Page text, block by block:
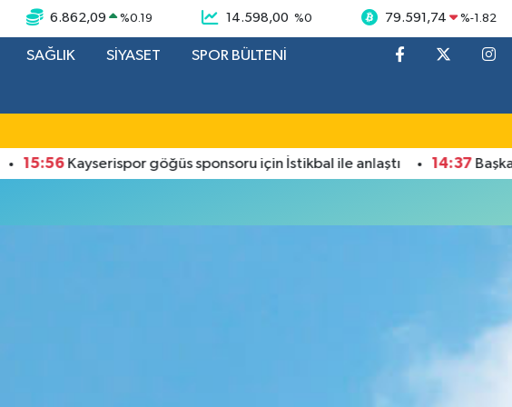
6.862,09 %0.19 14.598,00 %0 79.591,74 %-1.82
SAĞLIK SİYASET SPOR BÜLTENİ
15:56Kayserispor göğüs sponsoru için İstikbal ile anlaştı 14:37Başkan